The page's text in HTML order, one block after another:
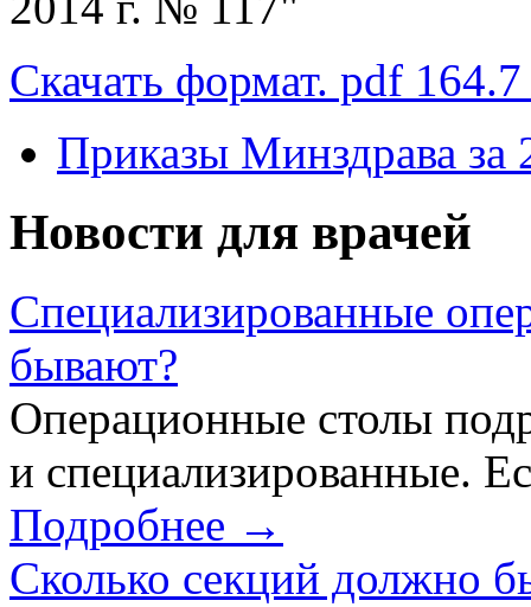
Скачать формат. pdf
Приказы Минздрава за
Новости для врачей
Специализированные
бывают?
Операционные столы
и специализированные.
Подробнее →
Сколько секций должно